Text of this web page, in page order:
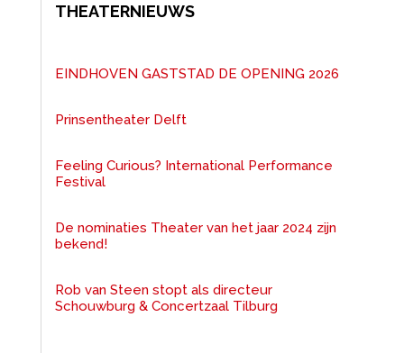
THEATERNIEUWS
EINDHOVEN GASTSTAD DE OPENING 2026
Prinsentheater Delft
Feeling Curious? International Performance
Festival
De nominaties Theater van het jaar 2024 zijn
bekend!
Rob van Steen stopt als directeur
Schouwburg & Concertzaal Tilburg